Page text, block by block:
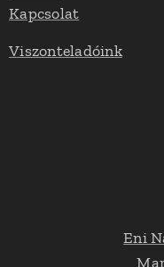
Kapcsolat
Viszonteladóink
Eni